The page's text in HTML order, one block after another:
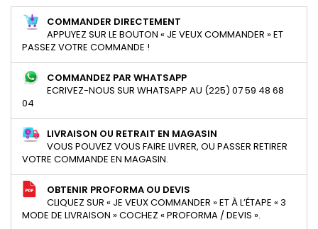
COMMANDER DIRECTEMENT
APPUYEZ SUR LE BOUTON « JE VEUX COMMANDER » ET
PASSEZ VOTRE COMMANDE !
COMMANDEZ PAR WHATSAPP
ECRIVEZ-NOUS SUR WHATSAPP AU (225) 07 59 48 68
04
LIVRAISON OU RETRAIT EN MAGASIN
VOUS POUVEZ VOUS FAIRE LIVRER, OU PASSER RETIRER
VOTRE COMMANDE EN MAGASIN.
OBTENIR PROFORMA OU DEVIS
CLIQUEZ SUR « JE VEUX COMMANDER » ET À L’ÉTAPE « 3
MODE DE LIVRAISON » COCHEZ « PROFORMA / DEVIS ».